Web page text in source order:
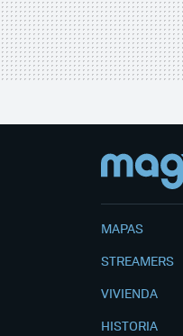
MAPAS
STREAMERS
VIVIENDA
HISTORIA